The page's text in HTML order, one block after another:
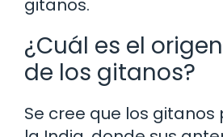
gitanos.
¿Cuál es el
de los gitanos?
Se cree que los gitanos